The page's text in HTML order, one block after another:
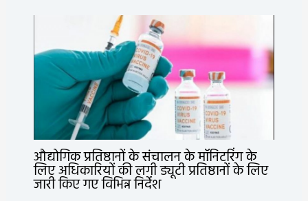
औद्योगिक प्रतिष्ठानों के संचालन के मॉनिटरिंग के
लिए अधिकारियों की लगी ड्यूटी प्रतिष्ठानों के लिए
जारी किए गए विभिन्न निर्देश